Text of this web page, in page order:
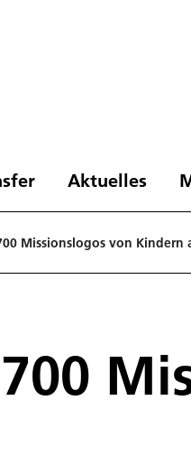
Aktuelles
Missionslogos von Kindern